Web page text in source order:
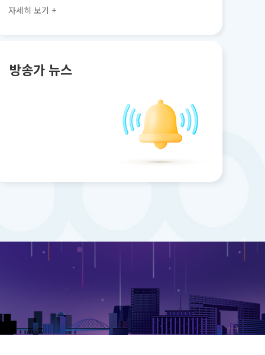
자세히 보기 +
방송가 뉴스